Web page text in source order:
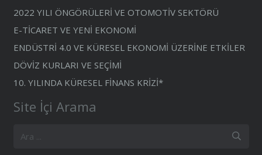
2022 YILI ÖNGÖRÜLERİ VE OTOMOTİV SEKTÖRÜ
E-TİCARET VE YENİ EKONOMİ
ENDÜSTRİ 4.0 VE KÜRESEL EKONOMİ ÜZERİNE ETKİLER
DÖVİZ KURLARI VE SEÇİMİ
10. YILINDA KÜRESEL FİNANS KRİZİ*
Site İçi Arama